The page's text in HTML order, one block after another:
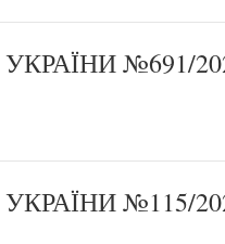
№691/
№115/